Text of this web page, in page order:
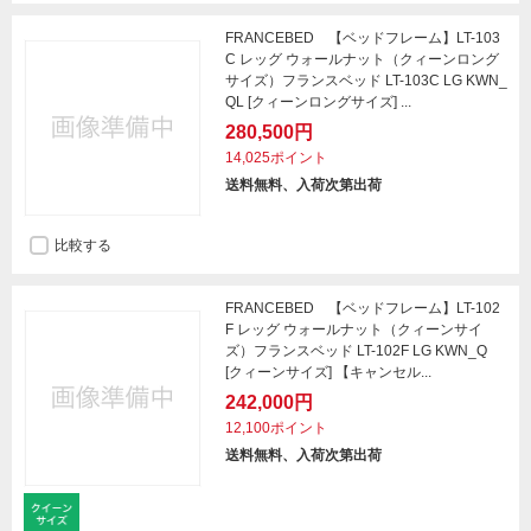
FRANCEBED 【ベッドフレーム】LT-103
C レッグ ウォールナット（クィーンロング
サイズ）フランスベッド LT-103C LG KWN_
QL [クィーンロングサイズ] ...
280,500円
14,025ポイント
送料無料、入荷次第出荷
比較する
FRANCEBED 【ベッドフレーム】LT-102
F レッグ ウォールナット（クィーンサイ
ズ）フランスベッド LT-102F LG KWN_Q
[クィーンサイズ] 【キャンセル...
242,000円
12,100ポイント
送料無料、入荷次第出荷